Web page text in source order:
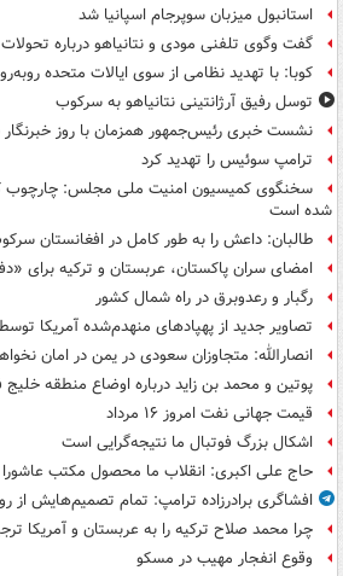
استانبول میزبان سوپرجام اسپانیا شد
گفت وگوی تلفنی مودی و نتانیاهو درباره
کوبا: با تهدید نظامی از سوی ایالات متحده
توسل رفیق آرژانتینی نتانیاهو به سرکوب
نشست خبری رئیس‌جمهور همزمان با روز خبرنگار
ترامپ سوئیس را تهدید کرد
سخنگوی کمیسیون امنیت ملی مجلس:
شده است
طالبان: داعش را به طور کامل در افغانستان
امضای سران پاکستان، عربستان و ترکیه برای
رگبار و رعدوبرق در راه شمال کشور
تصاویر جدید از پهپادهای منهدم‌شده آمریکا
انصارالله: متجاوزان سعودی در یمن در امان
پوتین و محمد بن زاید درباره اوضاع منطقه
قیمت جهانی نفت امروز ۱۶ مرداد
اشکال بزرگ فوتبال ما نتیجه‌گرایی است
حاج علی اکبری: انقلاب ما محصول مکتب
افشاگری برادرزاده ترامپ: تمام تصمیم‌هایش
چرا محمد صلاح ترکیه را به عربستان و آمریکا
وقوع انفجار مهیب در مسکو